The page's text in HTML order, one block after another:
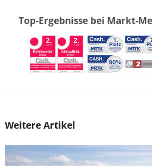
Top-Ergebnisse bei Markt-
Weitere Artikel